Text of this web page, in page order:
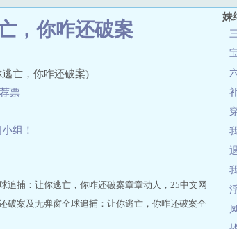
妹
，你咋还破案
亡，你咋还破案)
票
组！
追捕：让你逃亡，你咋还破案章章动人，25中文网
破案及无弹窗全球追捕：让你逃亡，你咋还破案全